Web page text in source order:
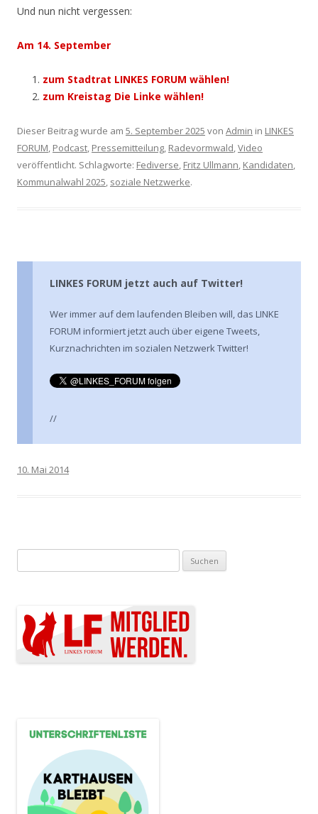
Und nun nicht vergessen:
Am 14. September
zum Stadtrat LINKES FORUM wählen!
zum Kreistag Die Linke wählen!
Dieser Beitrag wurde am 5. September 2025 von Admin in LINKES
FORUM, Podcast, Pressemitteilung, Radevormwald,Video
veröffentlicht. Schlagworte: Fediverse, Fritz Ullmann, Kandidaten,
Kommunalwahl 2025, soziale Netzwerke.
LINKES FORUM jetzt auch auf Twitter!
Wer immer auf dem laufenden Bleiben will, das LINKE
FORUM informiert jetzt auch über eigene Tweets,
Kurznachrichten im sozialen Netzwerk Twitter!
//
10. Mai 2014